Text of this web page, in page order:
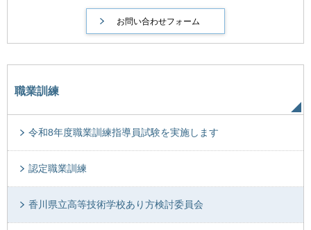
職業訓練
令和8年度職業訓練指導員試験を実施します
認定職業訓練
香川県立高等技術学校あり方検討委員会